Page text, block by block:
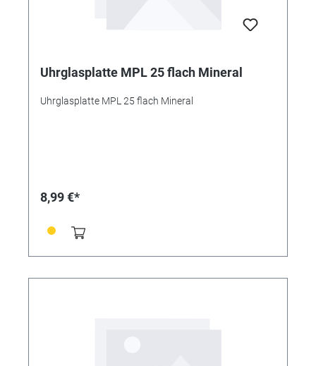
Uhrglasplatte MPL 25 flach Mineral
Uhrglasplatte MPL 25 flach Mineral
8,99 €*